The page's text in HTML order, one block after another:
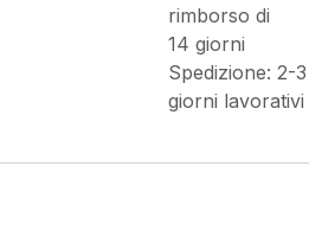
rimborso di
14 giorni
Spedizione: 2-3
giorni lavorativi